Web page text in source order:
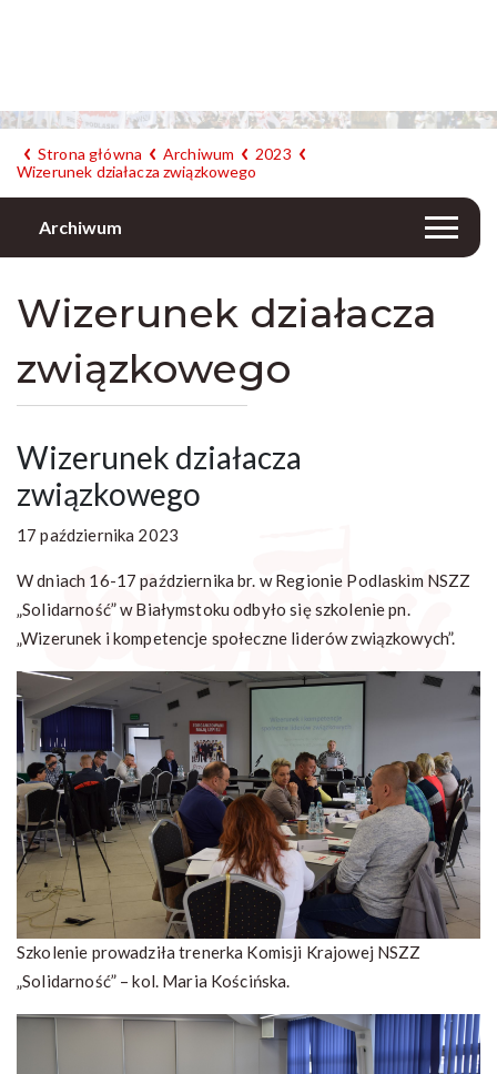
Strona główna Archiwum
2023
Wizerunek działacza związkowego
Archiwum
Wizerunek działacza
związkowego
Wizerunek działacza
związkowego
17 października 2023
W dniach 16-17 października br. w Regionie Podlaskim NSZZ
„Solidarność” w Białymstoku odbyło się szkolenie pn.
„Wizerunek i kompetencje społeczne liderów związkowych”.
Szkolenie prowadziła trenerka Komisji Krajowej NSZZ
„Solidarność” – kol. Maria Kościńska.